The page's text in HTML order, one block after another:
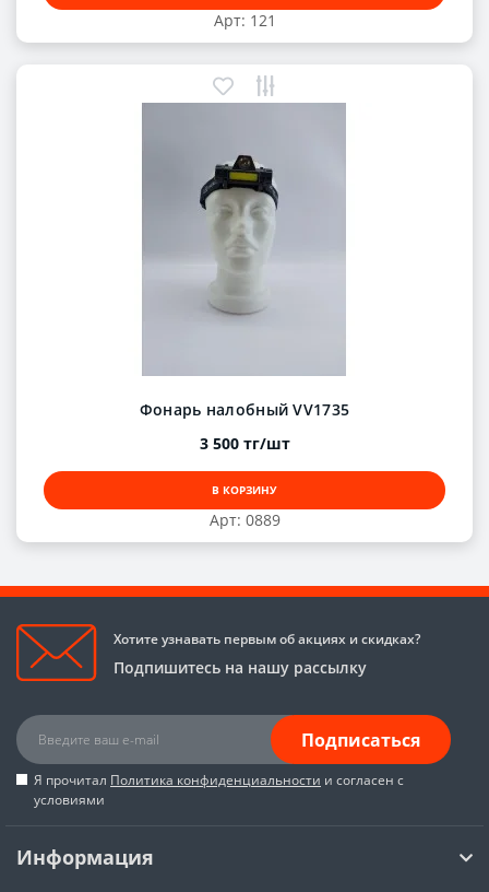
Арт: 121
Арт: 0889
Фонарь налобный VV1735
3 500 тг/шт
В КОРЗИНУ
Хотите узнавать первым об акциях и скидках?
Подпишитесь на нашу рассылку
Подписаться
Я прочитал Политика конфиденциальности и согласен с
условиями
Информация